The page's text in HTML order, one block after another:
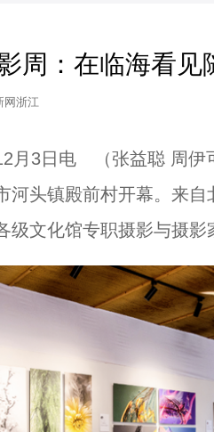
周：在临海看见
网浙江
3日电 （张益聪 周伊
河头镇殿前村开幕。来
级文化馆专职摄影与摄影